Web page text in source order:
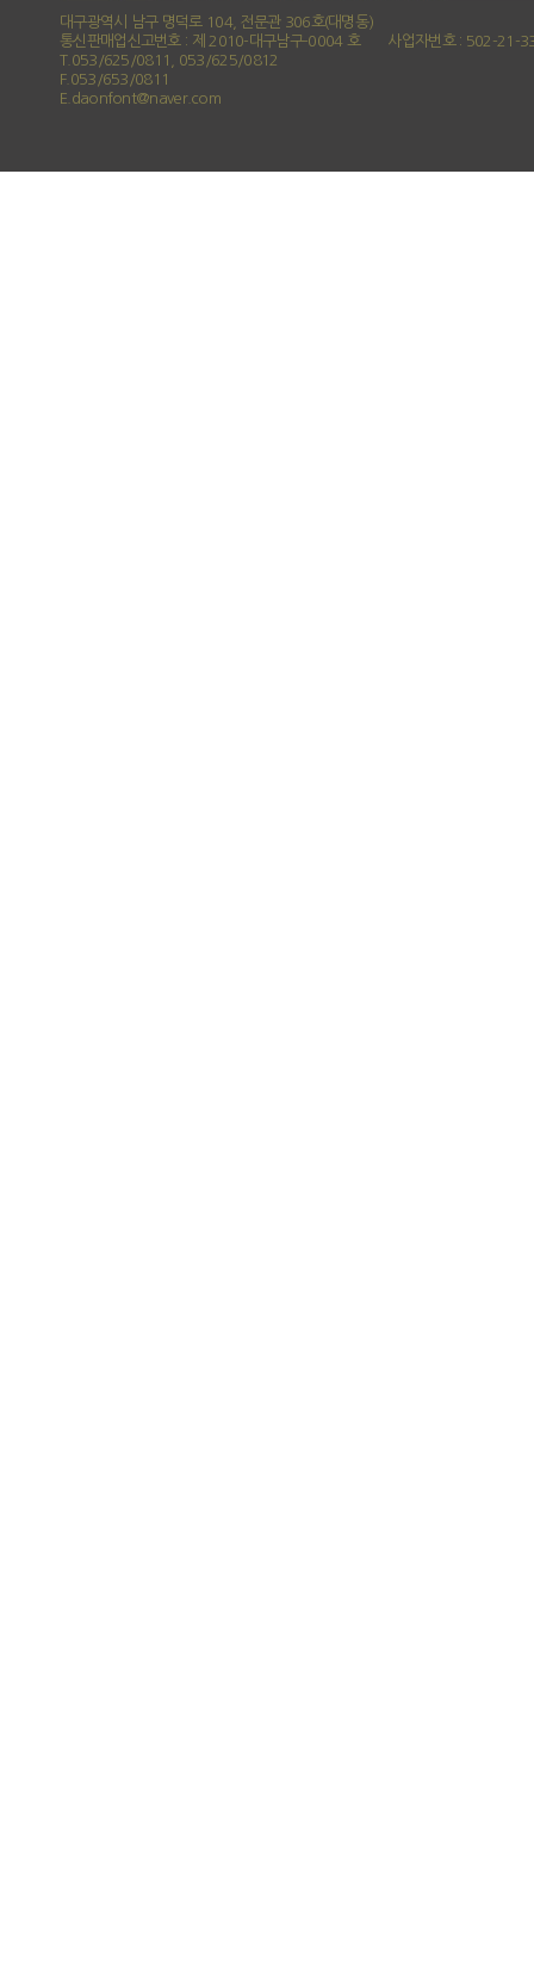
대구광역시 남구 명덕로 104, 전문관 306호(대명동)
통신판매업신고번호 : 제 2010-대구남구-0004 호
사업자번호 : 502-21-
T.053/625/0811, 053/625/0812
F.053/653/0811
E.daonfont@naver.com